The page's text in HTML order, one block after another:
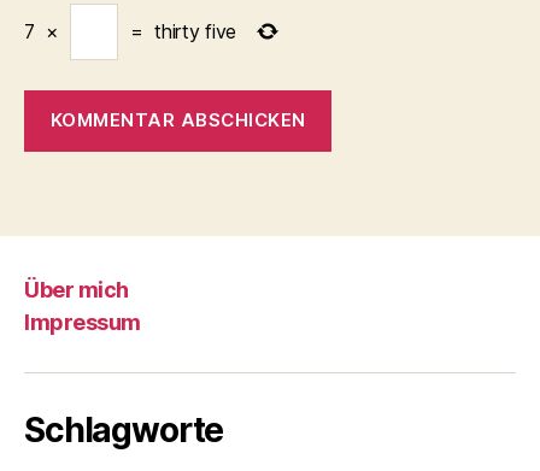
7 × = thirty five
Über mich
Impressum
Schlagworte